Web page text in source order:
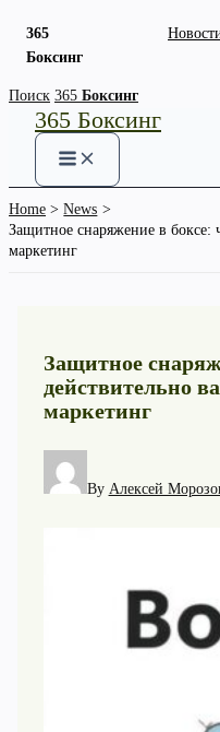
365
Боксинг
Skip
content
Поиск 365 Боксинг
365 Боксинг
Home
News
Защитное снаряжение в боксе:
маркетинг
Защитное
действительно
маркетинг
By Алексей